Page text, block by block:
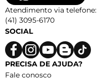
Atendimento via telefone:
(41) 3095-6170
SOCIAL
PRECISA DE AJUDA?
Fale conosco